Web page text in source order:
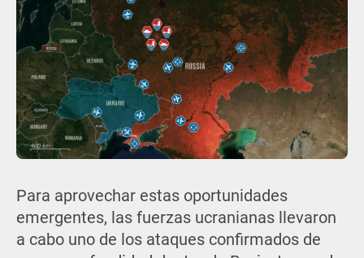
Para aprovechar estas oportunidades
emergentes, las fuerzas ucranianas llevaron
a cabo uno de los ataques confirmados de